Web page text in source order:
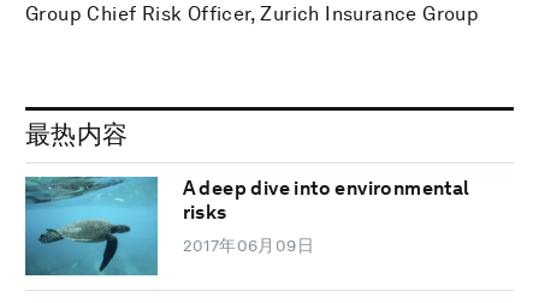
Group Chief Risk Officer, Zurich Insurance Group
最热内容
A deep dive into environmental
risks
2017年06月09日